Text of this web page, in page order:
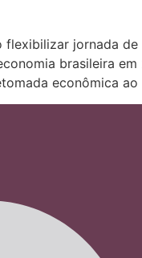
flexibilizar jornada
brasileira
econômica